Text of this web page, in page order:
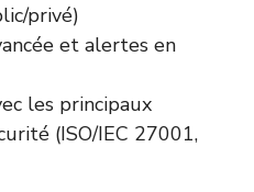
privé)
et alertes en
les principaux
(ISO/IEC 27001,